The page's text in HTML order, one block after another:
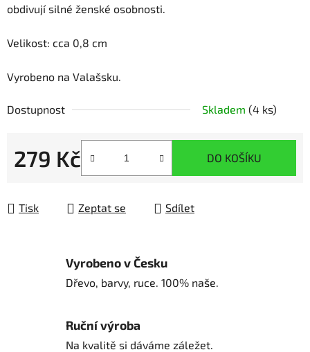
obdivují silné ženské osobnosti.
Velikost: cca 0,8 cm
Vyrobeno na Valašsku.
Dostupnost Skladem (4 ks)
279 Kč DO KOŠÍKU
Tisk Zeptat se Sdílet
Vyrobeno v Česku
Dřevo, barvy, ruce. 100% naše.
Ruční výroba
Na kvalitě si dáváme záležet.